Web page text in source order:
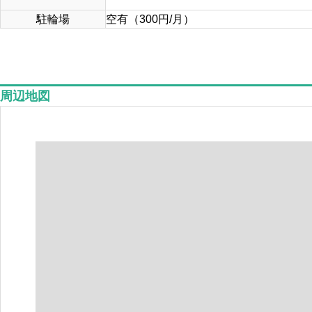
駐輪場
空有（300円/月）
周辺地図